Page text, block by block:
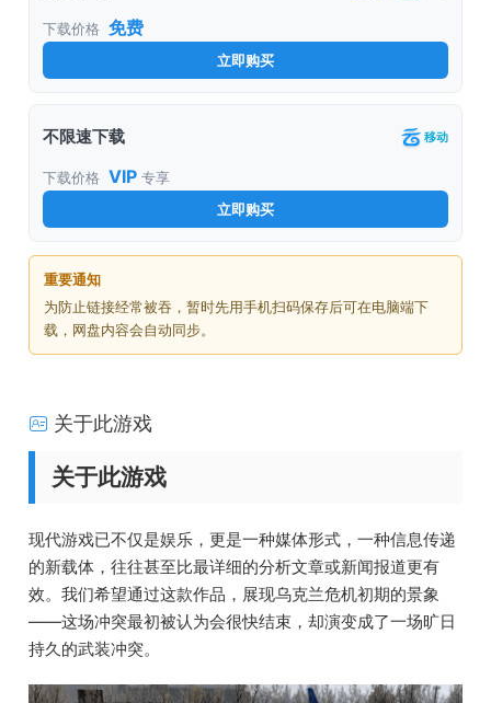
下载价格 免费
立即购买
不限速下载 移动
下载价格 VIP 专享
立即购买
重要通知
为防止链接经常被吞，暂时先用手机扫码保存后可在电脑端下
载，网盘内容会自动同步。
关于此游戏
关于此游戏
现代游戏已不仅是娱乐，更是一种媒体形式，一种信息传递
的新载体，往往甚至比最详细的分析文章或新闻报道更有
效。我们希望通过这款作品，展现乌克兰危机初期的景象
——这场冲突最初被认为会很快结束，却演变成了一场旷日
持久的武装冲突。